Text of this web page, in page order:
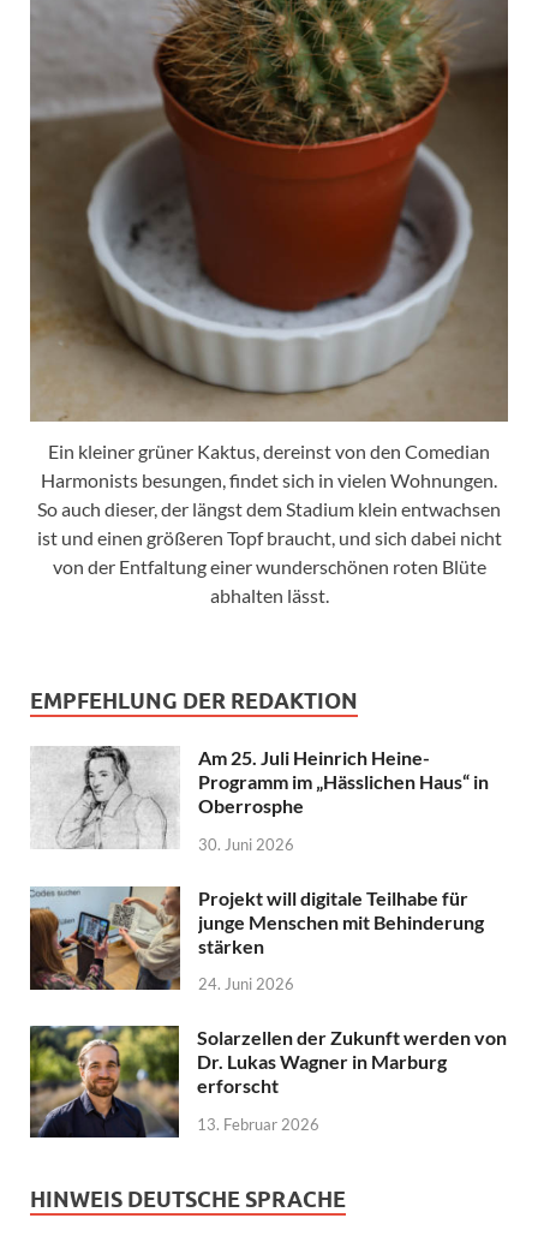
Ein kleiner grüner Kaktus, dereinst von den Comedian
Harmonists besungen, findet sich in vielen Wohnungen.
So auch dieser, der längst dem Stadium klein entwachsen
ist und einen größeren Topf braucht, und sich dabei nicht
von der Entfaltung einer wunderschönen roten Blüte
abhalten lässt.
EMPFEHLUNG DER REDAKTION
Am 25. Juli Heinrich Heine-
Programm im „Hässlichen Haus“ in
Oberrosphe
30. Juni 2026
Projekt will digitale Teilhabe für
junge Menschen mit Behinderung
stärken
24. Juni 2026
Solarzellen der Zukunft werden von
Dr. Lukas Wagner in Marburg
erforscht
13. Februar 2026
HINWEIS DEUTSCHE SPRACHE